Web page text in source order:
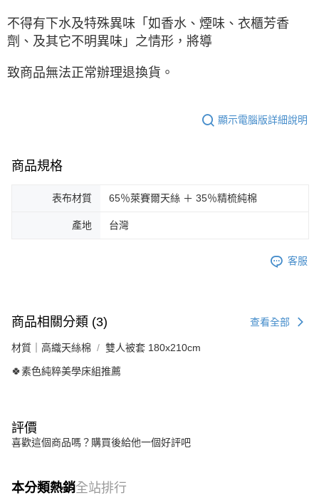
不得有下水及特殊異味「如香水、煙味、衣櫃芳香
劑、及其它不明異味」之情形，將導
致商品無法正常辦理退換貨。
顯示電腦版詳細說明
商品規格
表布材質 65％萊賽爾天絲 ＋ 35％精梳純棉
產地 台灣
客服
商品相關分類 (3) 查看全部
材質｜高織天絲棉 雙人被套 180x210cm
🍀素色純粹美學床組推薦
評價
喜歡這個商品嗎？購買後給他一個好評吧
本分類熱銷全站排行